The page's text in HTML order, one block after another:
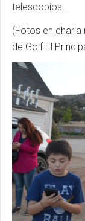
telescopios.
(Fotos en charla
de Golf El